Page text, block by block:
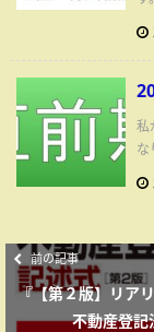
私
な
前の記事
『【第２版】リア
不動産登記